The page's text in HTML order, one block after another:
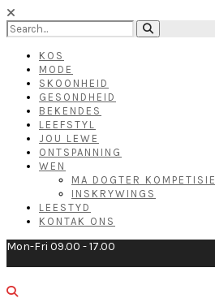
KOS
MODE
SKOONHEID
GESONDHEID
BEKENDES
LEEFSTYL
JOU LEWE
ONTSPANNING
WEN
MA DOGTER KOMPETISIE
INSKRYWINGS
LEESTYD
KONTAK ONS
Mon-Fri 09.00 - 17.00